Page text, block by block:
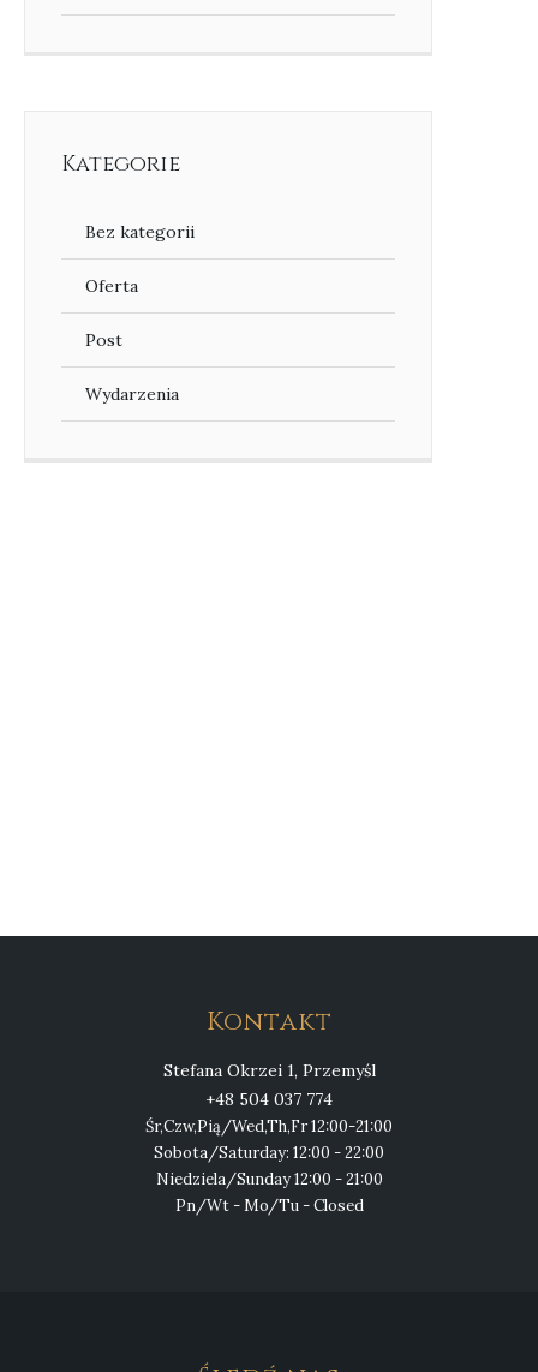
Kategorie
Bez kategorii
Oferta
Post
Wydarzenia
Kontakt
Stefana Okrzei 1, Przemyśl
+48 504 037 774
Śr,Czw,Pią/Wed,Th,Fr 12:00-21:00
Sobota/Saturday: 12:00 - 22:00
Niedziela/Sunday 12:00 - 21:00
Pn/Wt - Mo/Tu - Closed